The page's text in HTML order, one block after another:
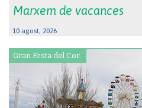
Marxem de vacances
10 agost, 2026
Gran Festa del Cor.